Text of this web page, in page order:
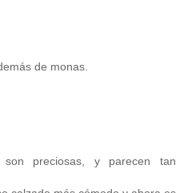
de monas.
son preciosas, y parecen tan